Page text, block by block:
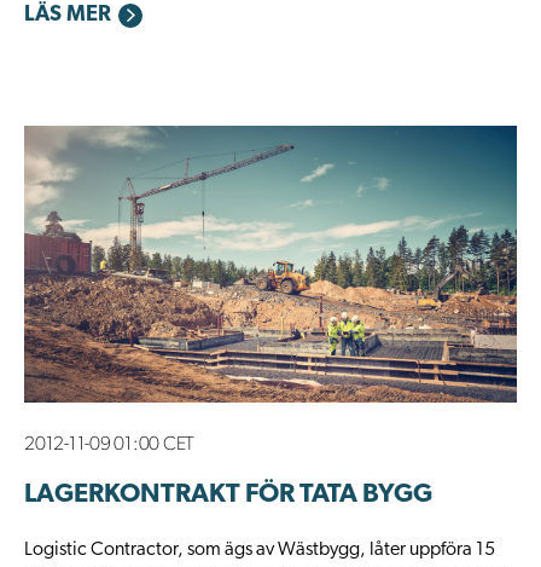
LÄS MER
2012-11-09 01:00 CET
LAGERKONTRAKT FÖR TATA BYGG
Logistic Contractor, som ägs av Wästbygg, låter uppföra 15